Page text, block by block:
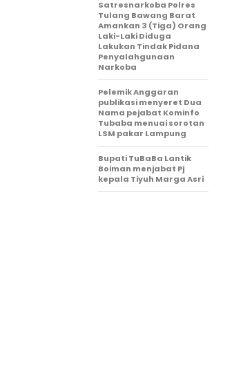
Satresnarkoba Polres
Tulang Bawang Barat
Amankan 3 (Tiga) Orang
Laki-Laki Diduga
Lakukan Tindak Pidana
Penyalahgunaan
Narkoba
Pelemik Anggaran
publikasi menyeret Dua
Nama pejabat Kominfo
Tubaba menuai sorotan
LSM pakar Lampung
Bupati TuBaBa Lantik
Boiman menjabat Pj
kepala Tiyuh Marga Asri